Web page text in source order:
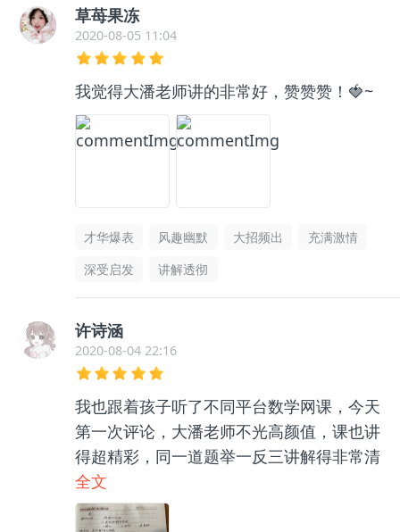
草苺果冻
2020-08-05 11:04
我觉得大潘老师讲的非常好，赞赞赞！🍓~
才华爆表 风趣幽默 大招频出
充满激情
深受启发
讲解透彻
许诗涵
2020-08-04 22:16
我也跟着孩子听了不同平台数学网课，今天
第一次评论，大潘老师不光高颜值，课也讲
得超精彩，同一道题举一反三讲解得非常清
晰，孩子很喜欢，秋季决定继续金牌班不见
不散
全文